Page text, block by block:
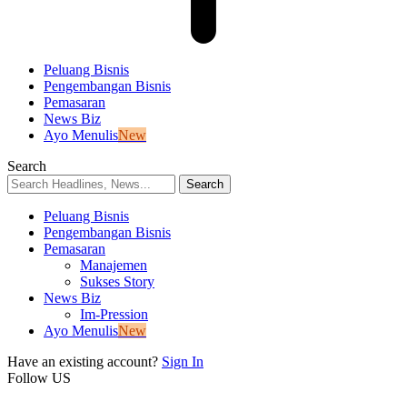
Peluang Bisnis
Pengembangan Bisnis
Pemasaran
News Biz
Ayo MenulisNew
Search
Peluang Bisnis
Pengembangan Bisnis
Pemasaran
Manajemen
Sukses Story
News Biz
Im-Pression
Ayo MenulisNew
Have an existing account? Sign In
Follow US